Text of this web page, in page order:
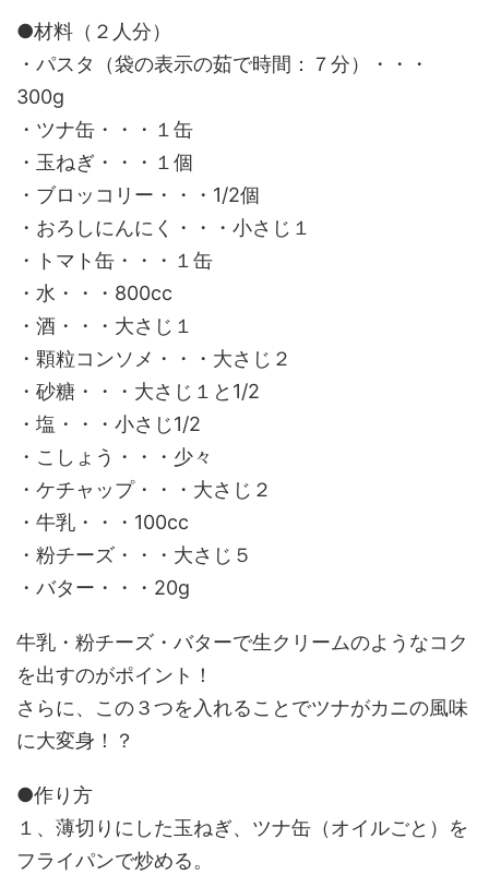
●材料（２人分）
・パスタ（袋の表示の茹で時間：７分）・・・
300g
・ツナ缶・・・１缶
・玉ねぎ・・・１個
・ブロッコリー・・・1/2個
・おろしにんにく・・・小さじ１
・トマト缶・・・１缶
・水・・・800cc
・酒・・・大さじ１
・顆粒コンソメ・・・大さじ２
・砂糖・・・大さじ１と1/2
・塩・・・小さじ1/2
・こしょう・・・少々
・ケチャップ・・・大さじ２
・牛乳・・・100cc
・粉チーズ・・・大さじ５
・バター・・・20g
牛乳・粉チーズ・バターで生クリームのようなコク
を出すのがポイント！
さらに、この３つを入れることでツナがカニの風味
に大変身！？
●作り方
１、薄切りにした玉ねぎ、ツナ缶（オイルごと）を
フライパンで炒める。